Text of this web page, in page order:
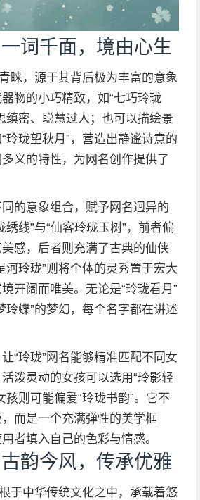
词千面，境由心生
睐，源于其背后极为丰富的意象
物的小巧精致，如“七巧玲珑
缜密、聪慧过人；也可以描绘景
玲珑望秋月”，营造出静谧诗意的
义的特性，为网名创作提供了
的意象组合，赋予网名迥异的
绣线”与“仙客玲珑玉树”，前者偏
感，后者则充满了古典的仙侠
河玲珑”则将个体的灵秀置于宏大
开阔而唯美。无论是“玲珑看月”
玲蝶”的梦幻，每个名字都在讲述
“玲珑”网名能够精准匹配不同女
泼灵动的女孩可以选用“玲影轻
孩则可能偏爱“玲珑书韵”。它不
而是一个充满弹性的美学框
者填入自己的色彩与情感。
韵今风，传承优雅
于中华传统文化之中，承载着悠